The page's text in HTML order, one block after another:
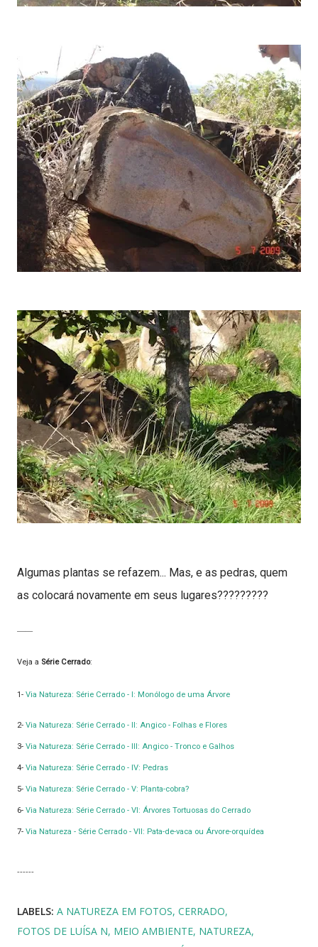
Algumas plantas se refazem... Mas, e as pedras, quem
as colocará novamente em seus lugares?????????
——
Veja a Série Cerrado:
1- Via Natureza: Série Cerrado - I: Monólogo de uma Árvore
2- Via Natureza: Série Cerrado - II: Angico - Folhas e Flores
3- Via Natureza: Série Cerrado - III: Angico - Tronco e Galhos
4- Via Natureza: Série Cerrado - IV: Pedras
5- Via Natureza: Série Cerrado - V: Planta-cobra?
6- Via Natureza: Série Cerrado - VI: Árvores Tortuosas do Cerrado
7- Via Natureza - Série Cerrado - VII: Pata-de-vaca ou Árvore-orquídea
------
LABELS: A NATUREZA EM FOTOS CERRADO
FOTOS DE LUÍSA N MEIO AMBIENTE NATUREZA